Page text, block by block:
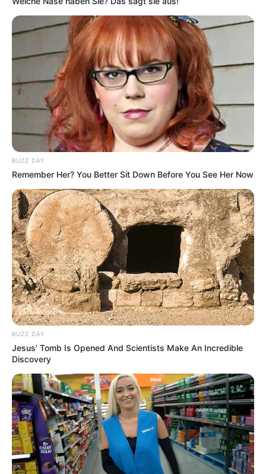
BUZZ DAY
Remember Her? You Better Sit Down Before You See Her Now
BUZZ DAY
Jesus' Tomb Is Opened And Scientists Make An Incredible
Discovery